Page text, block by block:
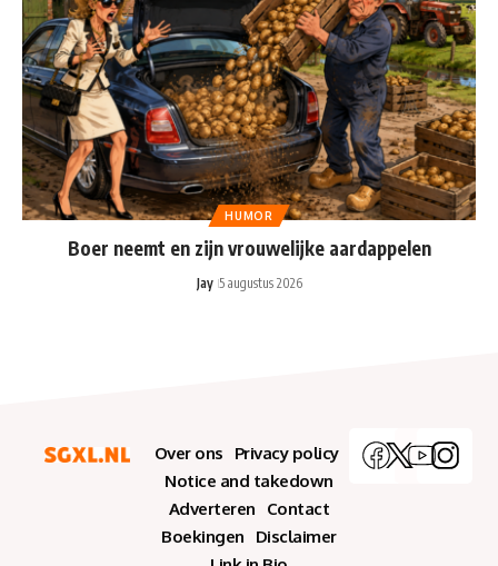
HUMOR
Boer neemt en zijn vrouwelijke aardappelen
Jay 5 augustus 2026
Over ons
Privacy policy
Notice and takedown
Adverteren
Contact
Boekingen
Disclaimer